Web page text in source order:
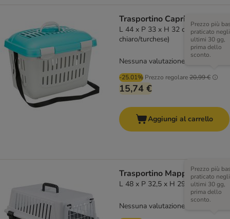
Trasportino Capri Trixie
L 44 x P 33 x H 32 cm (grigio
chiaro/turchese)
-25.01% Prezzo regolare20,99 €
Prezzo più
praticato negli
ultimi 30 gg,
prima dello
sconto.
15,74 €
Nessuna valutazione
Aggiungi al carrello
Trasportino Mappa - XS
L 48 x P 32,5 x H 29 cm
Prezzo più
praticato negli
ultimi 30 gg,
prima dello
sconto.
Nessuna valutazione